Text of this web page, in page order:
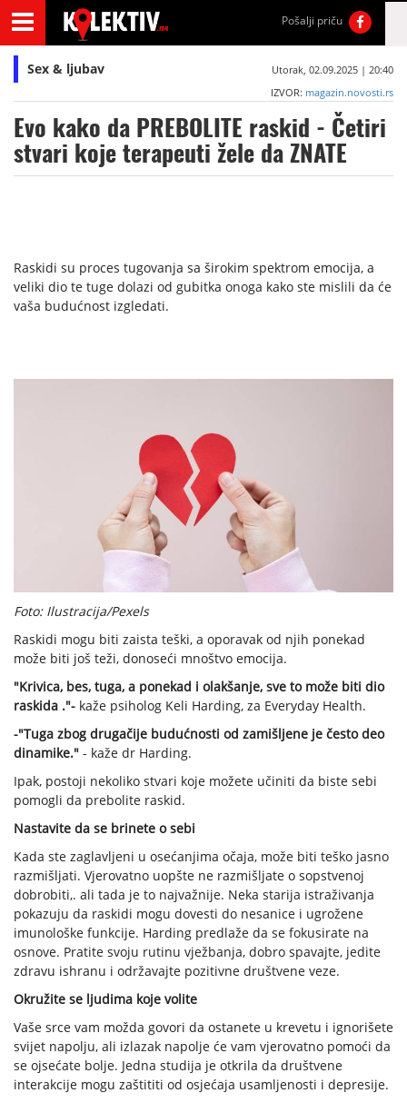
Pošalji priču
Sex & ljubav
Utorak, 02.09.2025 | 20:40
IZVOR: magazin.novosti.rs
Evo kako da PREBOLITE raskid - Četiri
stvari koje terapeuti žele da ZNATE
Raskidi su proces tugovanja sa širokim spektrom emocija, a
veliki dio te tuge dolazi od gubitka onoga kako ste mislili da će
vaša budućnost izgledati.
Foto: Ilustracija/Pexels
Raskidi mogu biti zaista teški, a oporavak od njih ponekad
može biti još teži, donoseći mnoštvo emocija.
"Krivica, bes, tuga, a ponekad i olakšanje, sve to može biti dio
raskida ."- kaže psiholog Keli Harding, za Everyday Health.
-"Tuga zbog drugačije budućnosti od zamišljene je često deo
dinamike." - kaže dr Harding.
Ipak, postoji nekoliko stvari koje možete učiniti da biste sebi
pomogli da prebolite raskid.
Nastavite da se brinete o sebi
Kada ste zaglavljeni u osećanjima očaja, može biti teško jasno
razmišljati. Vjerovatno uopšte ne razmišljate o sopstvenoj
dobrobiti,. ali tada je to najvažnije. Neka starija istraživanja
pokazuju da raskidi mogu dovesti do nesanice i ugrožene
imunološke funkcije. Harding predlaže da se fokusirate na
osnove. Pratite svoju rutinu vježbanja, dobro spavajte, jedite
zdravu ishranu i održavajte pozitivne društvene veze.
Okružite se ljudima koje volite
Vaše srce vam možda govori da ostanete u krevetu i ignorišete
svijet napolju, ali izlazak napolje će vam vjerovatno pomoći da
se ojsećate bolje. Jedna studija je otkrila da društvene
interakcije mogu zaštititi od osjećaja usamljenosti i depresije.